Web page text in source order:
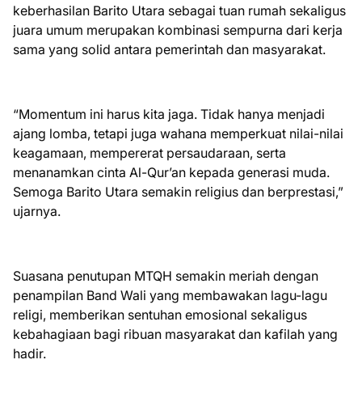
keberhasilan Barito Utara sebagai tuan rumah sekaligus
juara umum merupakan kombinasi sempurna dari kerja
sama yang solid antara pemerintah dan masyarakat.
“Momentum ini harus kita jaga. Tidak hanya menjadi
ajang lomba, tetapi juga wahana memperkuat nilai-nilai
keagamaan, mempererat persaudaraan, serta
menanamkan cinta Al-Qur’an kepada generasi muda.
Semoga Barito Utara semakin religius dan berprestasi,”
ujarnya.
Suasana penutupan MTQH semakin meriah dengan
penampilan Band Wali yang membawakan lagu-lagu
religi, memberikan sentuhan emosional sekaligus
kebahagiaan bagi ribuan masyarakat dan kafilah yang
hadir.